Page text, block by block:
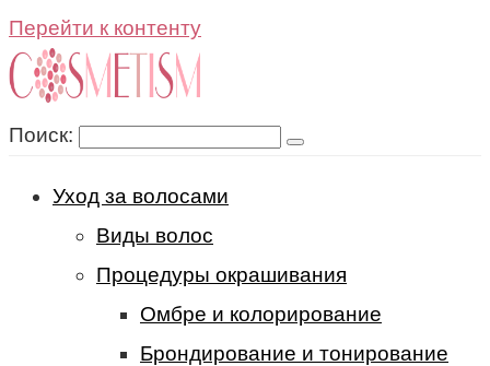
Перейти к контенту
Поиск:
Уход за волосами
Виды волос
Процедуры окрашивания
Омбре и колорирование
Брондирование и тонирование